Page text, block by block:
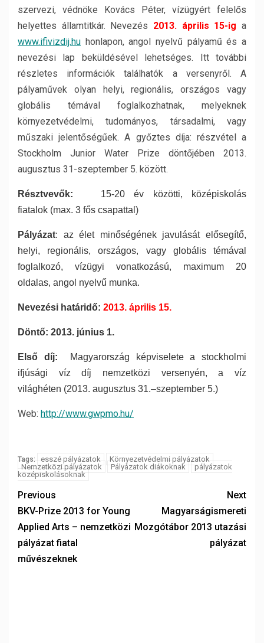
szervezi, védnöke Kovács Péter, vízügyért felelős
helyettes államtitkár. Nevezés 2013. április 15-ig a
www.ifivizdij.hu honlapon, angol nyelvű pályamű és a
nevezési lap beküldésével lehetséges.
Itt további
részletes információk találhatók a versenyről. A
pályaművek olyan helyi, regionális, országos vagy
globális témával foglalkozhatnak, melyeknek
környezetvédelmi, tudományos, társadalmi, vagy
műszaki jelentőségűek. A győztes díja: részvétel a
Stockholm Junior Water Prize döntőjében 2013.
augusztus 31-szeptember 5. között.
Résztvevők: 15-20 év közötti, középiskolás
fiatalok (max. 3 fős csapattal)
Pályázat: az élet minőségének javulását elősegítő,
helyi, regionális, országos, vagy globális témával
foglalkozó, vízügyi vonatkozású, maximum 20
oldalas, angol nyelvű munka.
Nevezési határidő: 2013. április 15.
Döntő: 2013. június 1.
Első díj: Magyarország képviselete a stockholmi
ifjúsági víz díj nemzetközi versenyén, a víz
világhéten (2013. augusztus 31.–szeptember 5.)
Web: http://www.gwpmo.hu/
Tags: esszé pályázatok
Környezetvédelmi pályázatok
Nemzetközi pályázatok
Pályázatok diákoknak
pályázatok
középiskolásoknak
Previous
BKV-Prize 2013 for Young
Applied Arts – nemzetközi
pályázat fiatal
művészeknek
Next
Magyarságismereti
Mozgótábor 2013 utazási
pályázat